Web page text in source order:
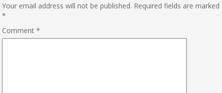
Your email address will not be published. Required fields are marked
*
Comment *